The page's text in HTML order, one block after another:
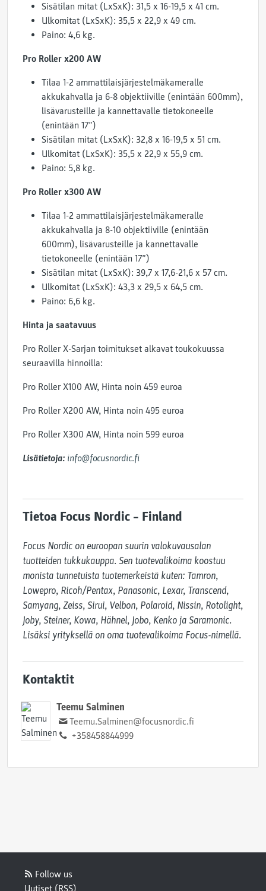
Sisätilan mitat (LxSxK): 31,5 x 16-19,5 x 41 cm.
Ulkomitat (LxSxK): 35,5 x 22,9 x 49 cm.
Paino: 4,6 kg.
Pro Roller x200 AW
Tilaa 1-2 ammattilaisjärjestelmäkameralle
akkukahvalla ja 6-8 objektiiville (enintään 600mm),
lisävarusteille ja kannettavalle tietokoneelle
(enintään 17”)
Sisätilan mitat (LxSxK): 32,8 x 16-19,5 x 51 cm.
Ulkomitat (LxSxK): 35,5 x 22,9 x 55,9 cm.
Paino: 5,8 kg.
Pro Roller x300 AW
Tilaa 1-2 ammattilaisjärjestelmäkameralle
akkukahvalla ja 8-10 objektiiville (enintään
600mm), lisävarusteille ja kannettavalle
tietokoneelle (enintään 17”)
Sisätilan mitat (LxSxK): 39,7 x 17,6-21,6 x 57 cm.
Ulkomitat (LxSxK): 43,3 x 29,5 x 64,5 cm.
Paino: 6,6 kg.
Hinta ja saatavuus
Pro Roller X-Sarjan toimitukset alkavat toukokuussa
seuraavilla hinnoilla:
Pro Roller X100 AW, Hinta noin 459 euroa
Pro Roller X200 AW, Hinta noin 495 euroa
Pro Roller X300 AW, Hinta noin 599 euroa
Lisätietoja: info@focusnordic.fi
Tietoa Focus Nordic – Finland
Focus Nordic on euroopan suurin valokuvausalan
tuotteiden tukkukauppa. Sen tuotevalikoima koostuu
monista tunnetuista tuotemerkeistä kuten: Tamron,
Lowepro, Ricoh/Pentax, Panasonic, Lexar, Transcend,
Samyang, Zeiss, Sirui, Velbon, Polaroid, Nissin, Rotolight,
Joby, Steiner, Kowa, Hähnel, Jobo, Kenko ja Saramonic.
Lisäksi yrityksellä on oma tuotevalikoima Focus-nimellä.
Kontaktit
Teemu Salminen
Teemu.Salminen@focusnordic.fi
+358458844999
Follow us
Uutiset (RSS)